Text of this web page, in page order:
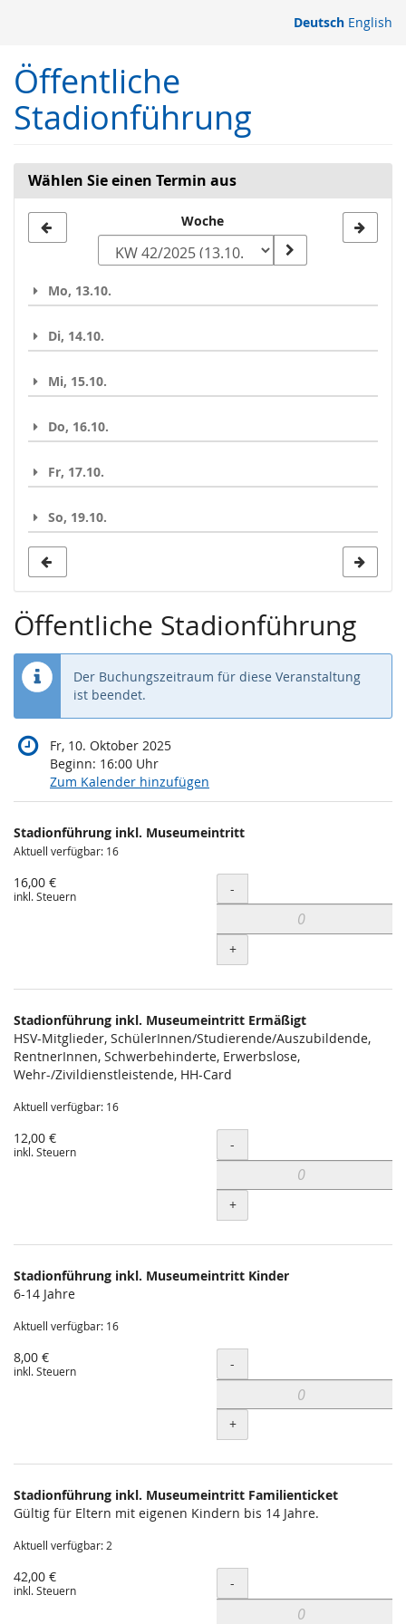
springen
Deutsch English
Öffentliche
Stadionführung
Wählen Sie einen Termin aus
zur
auswählen
Woche
Mo, 13.10.
Di, 14.10.
Mi, 15.10.
Do, 16.10.
Fr, 17.10.
So, 19.10.
Öffentliche Stadionführung
Der Buchungszeitraum für diese Veranstaltung
ist beendet.
Fr, 10. Oktober 2025
Beginn: 16:00 Uhr
Zum Kalender hinzufügen
Produkte
Unkategorisierte
Produkte
Stadionführung inkl. Museumeintritt
Aktuell verfügbar: 16
16,00 €
inkl. Steuern Menge
-
+
Stadionführung inkl. Museumeintritt Ermäßigt
HSV-Mitglieder, SchülerInnen/Studierende/Auszubildende,
RentnerInnen, Schwerbehinderte, Erwerbslose,
Wehr-/Zivildienstleistende, HH-Card
Aktuell verfügbar: 16
12,00 €
inkl. Steuern Menge
-
+
Stadionführung inkl. Museumeintritt Kinder
6-14 Jahre
Aktuell verfügbar: 16
8,00 €
inkl. Steuern Menge
-
+
Stadionführung inkl. Museumeintritt Familienticket
Gültig für Eltern mit eigenen Kindern bis 14 Jahre.
Aktuell verfügbar: 2
42,00 €
inkl. Steuern Menge
-